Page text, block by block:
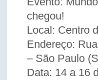
chegou!
Local: Centro
Endereço:
– São Paulo
Data: 14 a 16